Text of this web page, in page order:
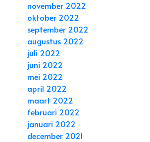
november 2022
oktober 2022
september 2022
augustus 2022
juli 2022
juni 2022
mei 2022
april 2022
maart 2022
februari 2022
januari 2022
december 2021